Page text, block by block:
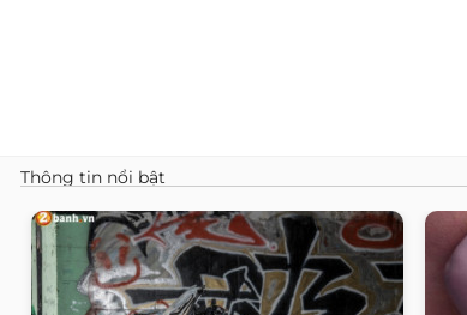
Thông tin nổi bật